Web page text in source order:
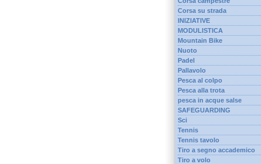
Corsa su strada
INIZIATIVE
MODULISTICA
Mountain Bike
Nuoto
Padel
Pallavolo
Pesca al colpo
Pesca alla trota
pesca in acque salse
SAFEGUARDING
Sci
Tennis
Tennis tavolo
Tiro a segno accademico
Tiro a volo